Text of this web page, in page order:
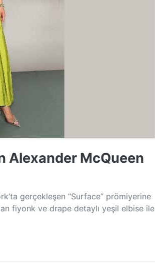
Alexander McQueen
gerçekleşen “Surface” prömiyerine
fiyonk ve drape detaylı yeşil elbise ile